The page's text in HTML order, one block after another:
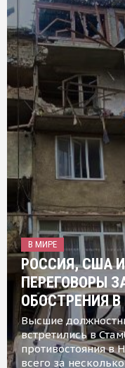
В МИРЕ
РОССИЯ, США
ПЕРЕГОВОРЫ
ОБОСТРЕНИЯ
Высшие
встретились в
противостояния в
всего за